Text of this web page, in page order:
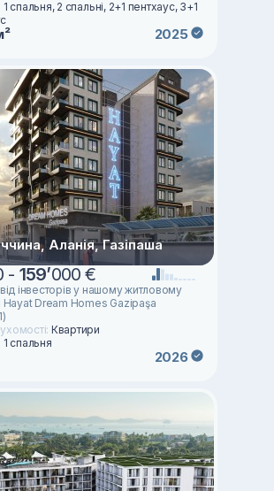
1 спальня, 2 спальні, 2+1 пентхаус, 3+1
2025
Аланія, Газіпаша
- 159’000 €
інвесторів у нашому житловому
Hayat Dream Homes Gazipaşa
Квартири
1 спальня
2026